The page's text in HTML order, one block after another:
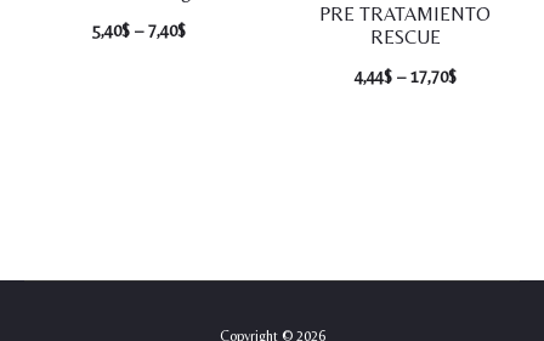
5,40$ –7,40$
PRE TRATAMIENTO
RESCUE
4,44$–17,70$
Copyright © 2026